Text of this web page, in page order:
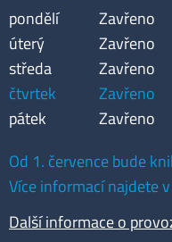
pondělí
Zavřeno
úterý
Zavřeno
středa
Zavřeno
čtvrtek
Zavřeno
pátek
Zavřeno
Od 1. července bude
Více informací najdete
Další informace o